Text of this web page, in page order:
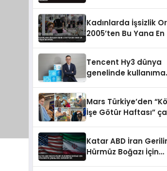
Kadınlarda İşsizlik
2005’ten Bu Yana
Tencent Hy3 dünya
genelinde kullanıma
Mars Türkiye’den
İşe Götür Haftası”
Katar ABD İran
Hürmüz Boğazı İçin